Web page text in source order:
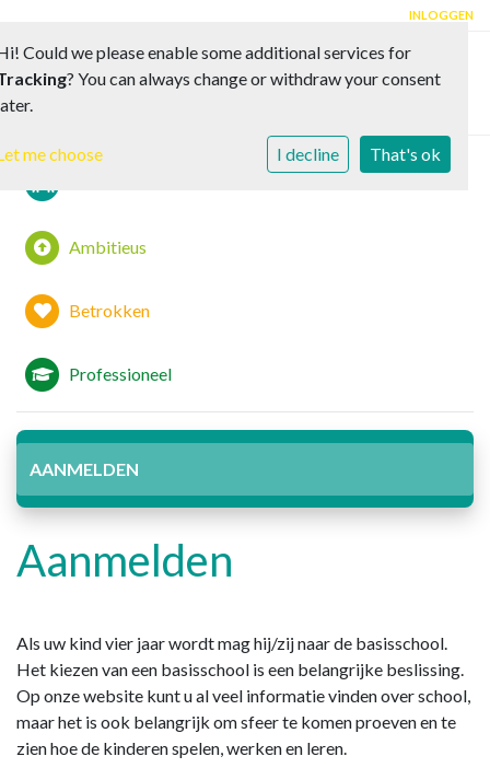
INLOGGEN
Toggle
Ambitieus
Betrokken
Professioneel
AANMELDEN
Aanmelden
Als uw kind vier jaar wordt mag hij/zij naar de basisschool.
Het kiezen van een basisschool is een belangrijke beslissing.
Op onze website kunt u al veel informatie vinden over school,
maar het is ook belangrijk om sfeer te komen proeven en te
zien hoe de kinderen spelen, werken en leren.
Could we please enable some additional services for
? You can always change or withdraw your consent
me choose I decline That's ok